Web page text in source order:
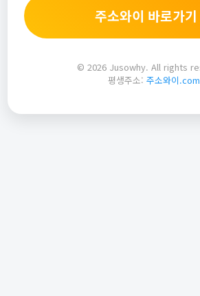
주소와이 바로가
© 2026 Jusowhy. All rights
평생주소: 주소와이.com